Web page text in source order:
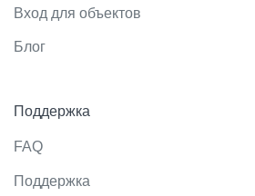
Вход для объектов
Блог
Поддержка
FAQ
Поддержка